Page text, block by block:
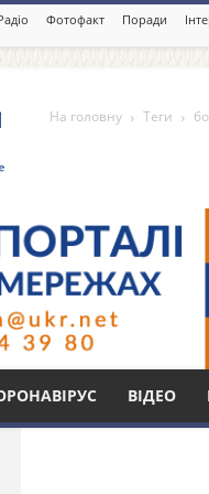
Фотофакт Поради
ВІДЕО
На головну Теги